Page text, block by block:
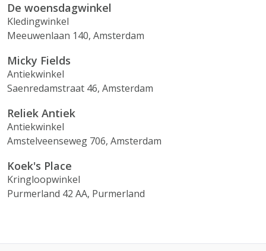
De woensdagwinkel
Kledingwinkel
Meeuwenlaan 140, Amsterdam
Micky Fields
Antiekwinkel
Saenredamstraat 46, Amsterdam
Reliek Antiek
Antiekwinkel
Amstelveenseweg 706, Amsterdam
Koek's Place
Kringloopwinkel
Purmerland 42 AA, Purmerland